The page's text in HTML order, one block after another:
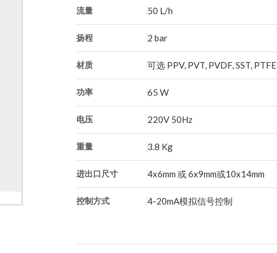
流量 50 L/h
扬程 2 bar
材质 可选 PPV, PVT, PVDF, SST, PTFE
功率 65 W
电压 220V 50Hz
重量 3.8 Kg
进出口尺寸 4x6mm 或 6x9mm或10x14mm
控制方式 4-20mA模拟信号控制